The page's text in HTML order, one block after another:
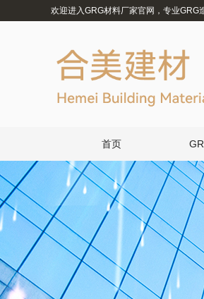
欢迎进入GRG材料厂家官网，专业GRG
首页